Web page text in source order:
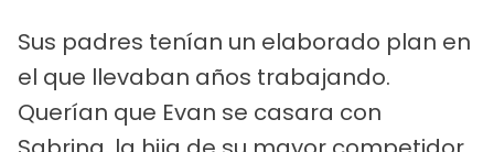
Sus padres tenían un elaborado plan en
el que llevaban años trabajando.
Querían que Evan se casara con